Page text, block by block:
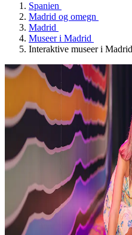
Spanien
Madrid og omegn
Madrid
Museer i Madrid
Interaktive museer i Madrid